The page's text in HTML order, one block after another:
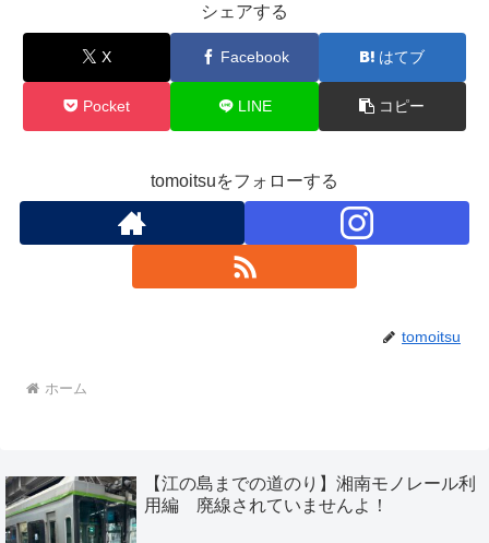
シェアする
X Facebook はてブ
Pocket LINE コピー
tomoitsuをフォローする
tomoitsu
ホーム
【江の島までの道のり】湘南モノレール利
用編 廃線されていませんよ！